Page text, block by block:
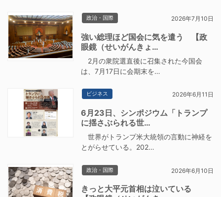
政治・国際 2026年7月10日
強い総理ほど国会に気を遣う 【政
眼鏡（せいがんきょ…
2月の衆院選直後に召集された今国会
は、7月17日に会期末を…
ビジネス 2026年6月11日
6月23日、シンポジウム「トランプ
に揺さぶられる世…
世界がトランプ米大統領の言動に神経を
とがらせている。202…
政治・国際 2026年6月10日
きっと大平元首相は泣いている